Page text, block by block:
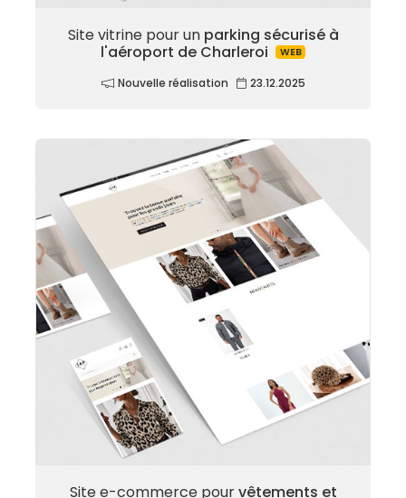
Site vitrine pour un parking sécurisé à
l'aéroport de Charleroi
WEB
Nouvelle réalisation 23.12.2025
Site e-commerce pourvêtements et